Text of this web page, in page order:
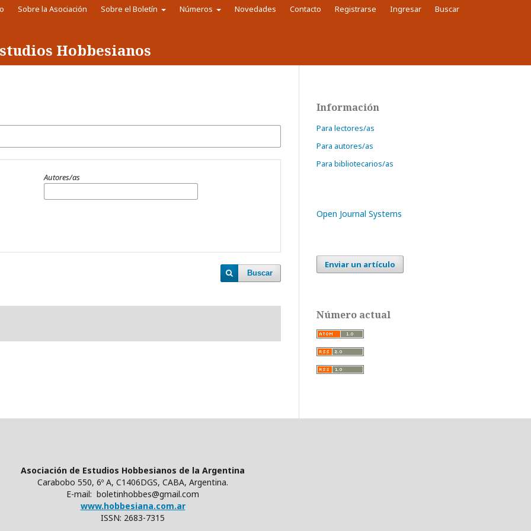
Hobbesianos
Sobre la Asociación Sobre el Boletín Números Novedades Contacto Registrarse Ingresar Buscar
Autores/as
Buscar
Información
Para lectores/as
Para autores/as
Para bibliotecarios/as
Open Journal Systems
Enviar un artículo
Número actual
Asociación de Estudios Hobbesianos de la Argentina
Carabobo 550, 6º A, C1406DGS, CABA, Argentina.
E-mail: boletinhobbes@gmail.com
www.hobbesiana.com.ar
ISSN: 2683-7315